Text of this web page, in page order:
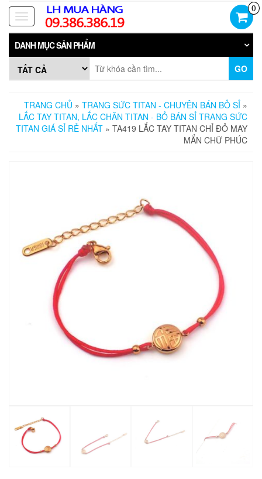
Skip
the
content
Toggle
navigation
0
DANH MỤC SẢN PHẨM
GO
TRANG CHỦ » TRANG SỨC TITAN - CHUYÊN BÁN BỎ SỈ »
LẮC TAY TITAN, LẮC CHÂN TITAN - BỎ BÁN SỈ TRANG SỨC
TITAN GIÁ SỈ RẺ NHẤT » TA419 LẮC TAY TITAN CHỈ ĐỎ MAY
MẮN CHỮ PHÚC